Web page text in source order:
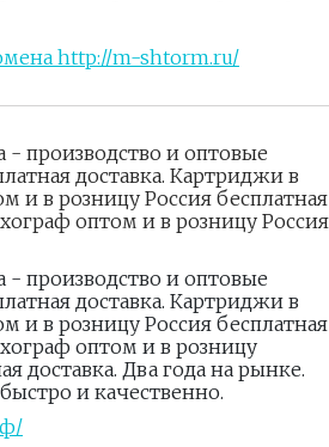
- производство и оптовые
доставка. Картриджи в
и в розницу Россия бесплатная
оптом и в розницу Россия
- производство и оптовые
доставка. Картриджи в
и в розницу Россия бесплатная
оптом и в розницу
доставка. Два года на рынке.
и качественно.